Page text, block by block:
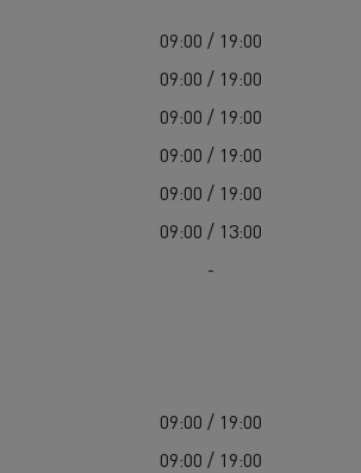
09:00 / 19:00
09:00 / 19:00
09:00 / 19:00
09:00 / 19:00
09:00 / 19:00
09:00 / 13:00
-
09:00 / 19:00
09:00 / 19:00